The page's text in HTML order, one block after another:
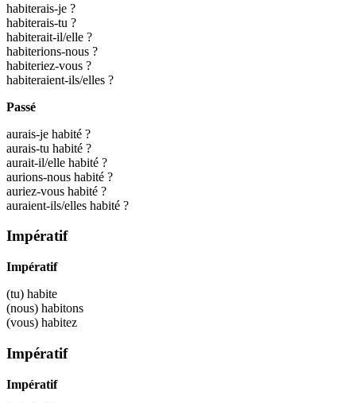
habiterais-je ?
habiterais-tu ?
habiterait-il/elle ?
habiterions-nous ?
habiteriez-vous ?
habiteraient-ils/elles ?
Passé
aurais-je habité ?
aurais-tu habité ?
aurait-il/elle habité ?
aurions-nous habité ?
auriez-vous habité ?
auraient-ils/elles habité ?
Impératif
Impératif
(tu) habite
(nous) habitons
(vous) habitez
Impératif
Impératif